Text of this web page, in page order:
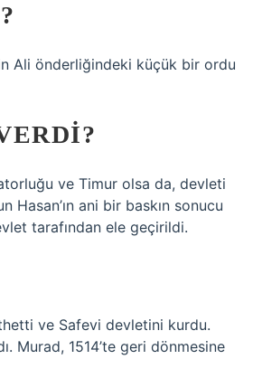
Ali önderliğindeki küçük bir ordu
ve Timur olsa da, devleti
ani bir baskın sonucu
tarafından ele geçirildi.
ve Safevi devletini kurdu.
Murad, 1514’te geri dönmesine